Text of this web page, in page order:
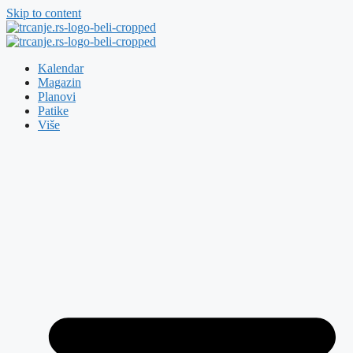
Skip to content
Kalendar
Magazin
Planovi
Patike
Više